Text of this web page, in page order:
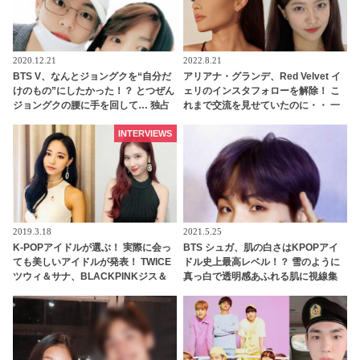
2020.12.21
BTS V、なんとジョングクを“自分だ
けのもの”にしたかった！？ とつぜん
ジョングクの腰に手を回して… 独占
マート＆甘すぎるとファンメロメロ
2022.8.21
アリアナ・グランデ、Red Velvet イ
ェリのインスタフォローを解除！ こ
れまで交流を見せていたのに・・ 一
2019.3.18
K-POPアイドルが選ぶ！ 実際に会っ
ても美しいアイドルが発表！ TWICE
ツウィ＆サナ、BLACKPINKジス＆
INTERVIEWS
2021.5.25
BTS シュガ、肌の白さはKPOPアイ
ドル史上最高レベル！？ 雪のように
真っ白で透明感あふれる肌に視線集
にファンの視線くぎづけ [画像あり]